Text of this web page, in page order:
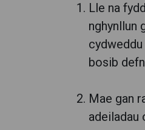
Lle na
nghynllun
bosib
Mae gan
adeiladau